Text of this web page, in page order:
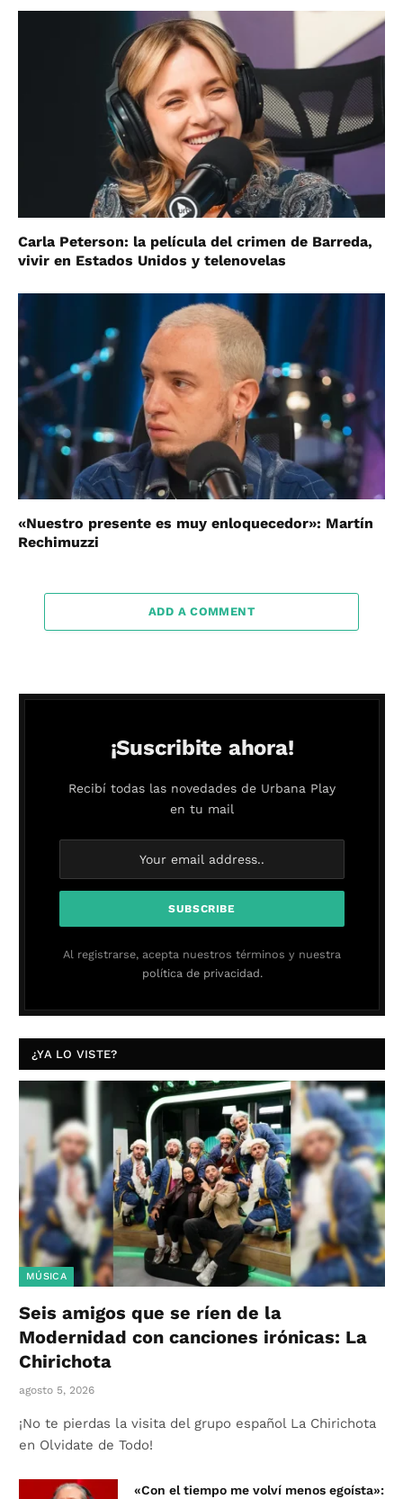
Carla Peterson: la película del crimen de Barreda,
vivir en Estados Unidos y telenovelas
«Nuestro presente es muy enloquecedor»: Martín
Rechimuzzi
ADD A COMMENT
¡Suscribite ahora!
Recibí todas las novedades de Urbana Play
en tu mail
Al registrarse, acepta nuestros términos y nuestra
política de privacidad.
¿YA LO VISTE?
MÚSICA
Seis amigos que se ríen de la
Modernidad con canciones irónicas: La
Chirichota
agosto 5, 2026
¡No te pierdas la visita del grupo español La Chirichota
en Olvidate de Todo!
«Con el tiempo me volví menos egoísta»: